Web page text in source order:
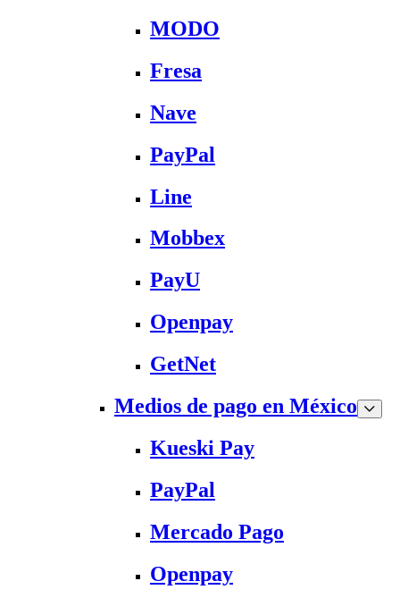
MODO
Fresa
Nave
PayPal
Line
Mobbex
PayU
Openpay
GetNet
Medios de pago en México
Kueski Pay
PayPal
Mercado Pago
Openpay